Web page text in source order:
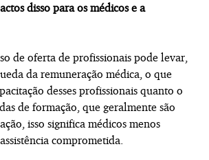
disso para os médicos e a
de oferta de profissionais pode levar,
da remuneração médica, o que
desses profissionais quanto o
de formação, que geralmente são
isso significa médicos menos
comprometida.